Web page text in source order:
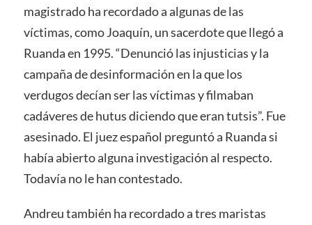
magistrado ha recordado a algunas de las
víctimas, como Joaquín, un sacerdote que llegó a
Ruanda en 1995. “Denunció las injusticias y la
campaña de desinformación en la que los
verdugos decían ser las víctimas y filmaban
cadáveres de hutus diciendo que eran tutsis”. Fue
asesinado. El juez español preguntó a Ruanda si
había abierto alguna investigación al respecto.
Todavía no le han contestado.
Andreu también ha recordado a tres maristas